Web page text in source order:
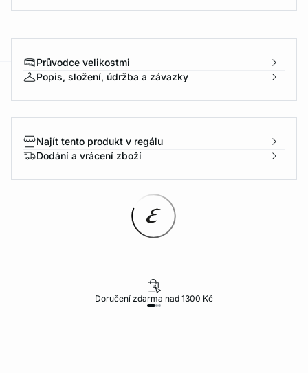
Průvodce velikostmi
Popis, složení, údržba a závazky
Najít tento produkt v regálu
Dodání a vrácení zboží
Doručení zdarma nad 1300 Kč